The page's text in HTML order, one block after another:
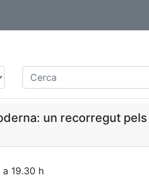
Cerca
un recorregut
a 19.30 h